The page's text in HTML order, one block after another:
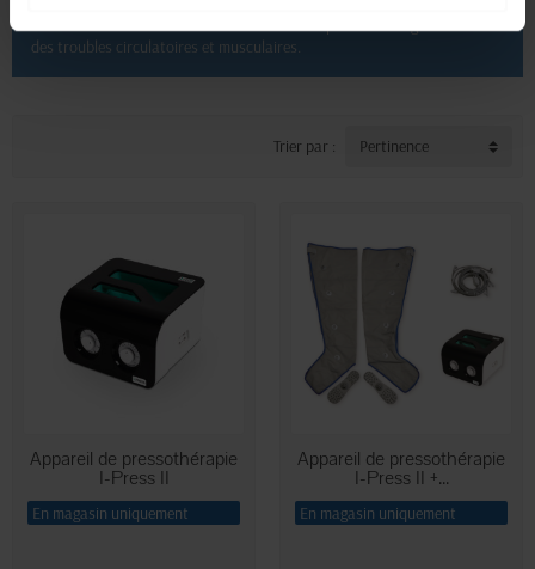
une amélioration notable du bien-être et une prise en charge efficace
des troubles circulatoires et musculaires.
Trier par : Pertinence
Appareil de pressothérapie
I-Press II
En magasin uniquement
Appareil de pressothérapie
I-Press II +...
En magasin uniquement